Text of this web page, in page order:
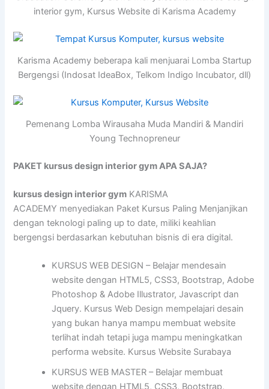
interior gym, Kursus Website di Karisma Academy
Karisma Academy beberapa kali menjuarai Lomba Startup
Bergengsi (Indosat IdeaBox, Telkom Indigo Incubator, dll)
Pemenang Lomba Wirausaha Muda Mandiri & Mandiri
Young Technopreneur
PAKET kursus design interior gym APA SAJA?
kursus design interior gym KARISMA
ACADEMY menyediakan Paket Kursus Paling Menjanjikan
dengan teknologi paling up to date, miliki keahlian
bergengsi berdasarkan kebutuhan bisnis di era digital.
KURSUS WEB DESIGN – Belajar mendesain
website dengan HTML5, CSS3, Bootstrap, Adobe
Photoshop & Adobe Illustrator, Javascript dan
Jquery. Kursus Web Design mempelajari desain
yang bukan hanya mampu membuat website
terlihat indah tetapi juga mampu meningkatkan
performa website. Kursus Website Surabaya
KURSUS WEB MASTER – Belajar membuat
website dengan HTML5, CSS3, Bootstrap,